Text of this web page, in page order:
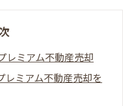
レミアム不動産売却
レミアム不動産売却を